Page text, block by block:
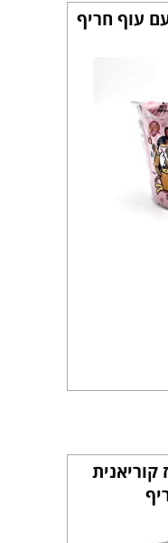
עוף חריף
קוריאנית